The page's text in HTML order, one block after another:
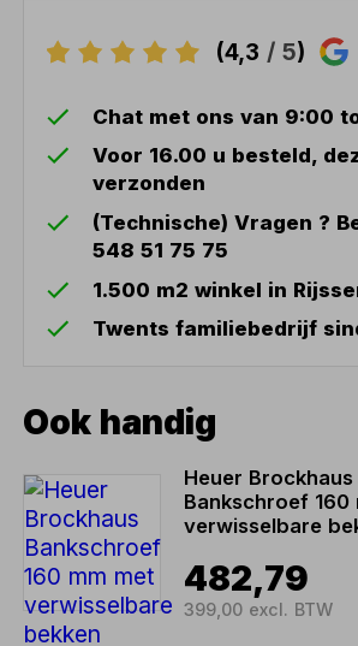
(4,3 / 5)
Chat met ons van 9:00
Voor 16.00 u besteld,
verzonden
(Technische) Vragen ?
548 51 75 75
1.500 m2 winkel in
Twents familiebedrijf
Ook handig
Heuer Brockhaus
Bankschroef 160
verwisselbare
482,79
399,00 excl. BTW